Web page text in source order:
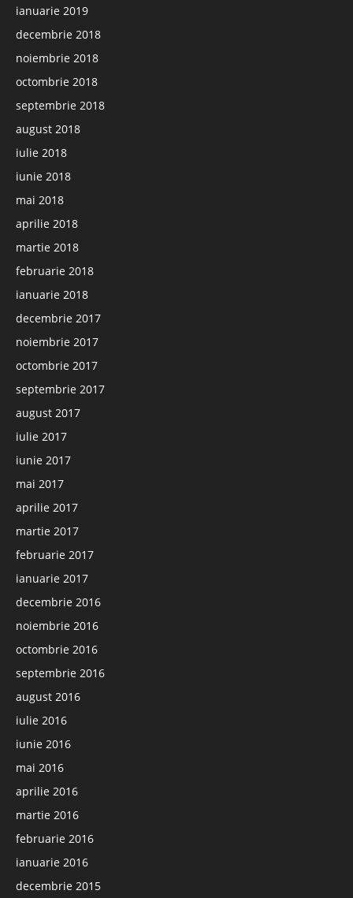
ianuarie 2019
decembrie 2018
noiembrie 2018
octombrie 2018
septembrie 2018
august 2018
iulie 2018
iunie 2018
mai 2018
aprilie 2018
martie 2018
februarie 2018
ianuarie 2018
decembrie 2017
noiembrie 2017
octombrie 2017
septembrie 2017
august 2017
iulie 2017
iunie 2017
mai 2017
aprilie 2017
martie 2017
februarie 2017
ianuarie 2017
decembrie 2016
noiembrie 2016
octombrie 2016
septembrie 2016
august 2016
iulie 2016
iunie 2016
mai 2016
aprilie 2016
martie 2016
februarie 2016
ianuarie 2016
decembrie 2015